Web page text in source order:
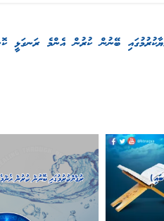
ބޭނުން ކުރުން އެންމެ ރަނގަޅީ